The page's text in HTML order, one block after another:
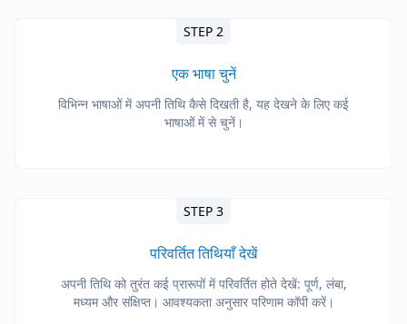
STEP 2
एक भाषा चुनें
विभिन्न भाषाओं में अपनी तिथि कैसे दिखती है, यह देखने के लिए कई
भाषाओं में से चुनें।
STEP 3
परिवर्तित तिथियाँ देखें
अपनी तिथि को तुरंत कई प्रारूपों में परिवर्तित होते देखें: पूर्ण, लंबा,
मध्यम और संक्षिप्त। आवश्यकता अनुसार परिणाम कॉपी करें।